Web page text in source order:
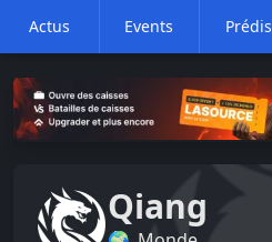
Actus Events Prédis
Qiang